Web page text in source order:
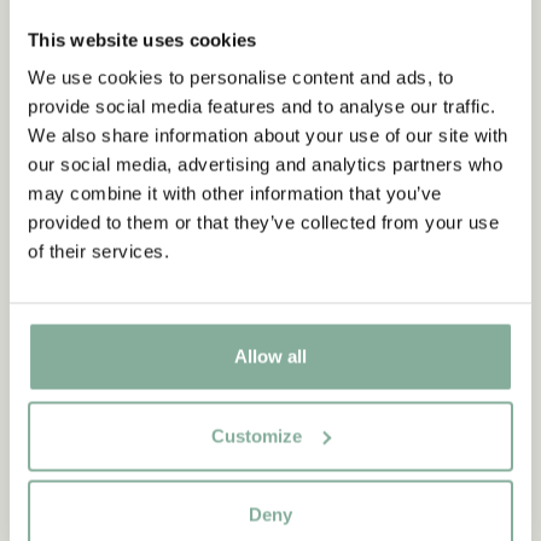
This website uses cookies
We use cookies to personalise content and ads, to
provide social media features and to analyse our traffic.
We also share information about your use of our site with
our social media, advertising and analytics partners who
may combine it with other information that you’ve
provided to them or that they’ve collected from your use
of their services.
Allow all
Customize
Deny
DIE PIPPI-LANGSTRUMPF-SAMMLUNG
Abonnieren Sie unseren
Newsletter und erhalten Sie 10
% Rabatt!
Werden Sie Abonnent des Astrid Lindgren Store
Newsletters und erhalten Sie exklusive
Angebote sowie spannende Fakten über Astrid
Lindgren. Zusätzlich erhalten Sie 10 % Rabatt auf
Ihren ersten Einkauf!